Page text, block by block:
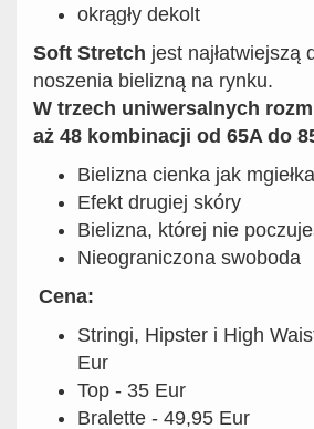
okrągły dekolt
Soft Stretch jest najłatwiejszą
noszenia bielizną na rynku.
W trzech uniwersalnych
aż 48 kombinacji od 65A do
Bielizna cienka jak mgiełka
Efekt drugiej skóry
Bielizna, której nie
Nieograniczona swoboda
Cena:
Stringi, Hipster i High
Eur
Top - 35 Eur
Bralette - 49,95 Eur